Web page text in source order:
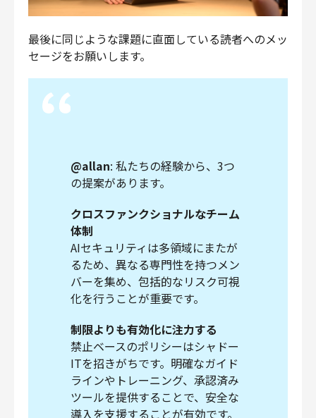
最後に同じような課題に直面している読者へのメッ
セージをお願いします。
@allan: 私たちの経験から、3つ
の提案があります。
クロスファンクショナルなチーム
体制
AIセキュリティは多領域にまたが
るため、異なる専門性を持つメン
バーを集め、包括的なリスク可視
化を行うことが重要です。
制限よりも有効化に注力する
禁止ベースのポリシーはシャドー
ITを招きがちです。明確なガイド
ラインやトレーニング、承認済み
ツールを提供することで、安全な
導入を支援することが有効です。